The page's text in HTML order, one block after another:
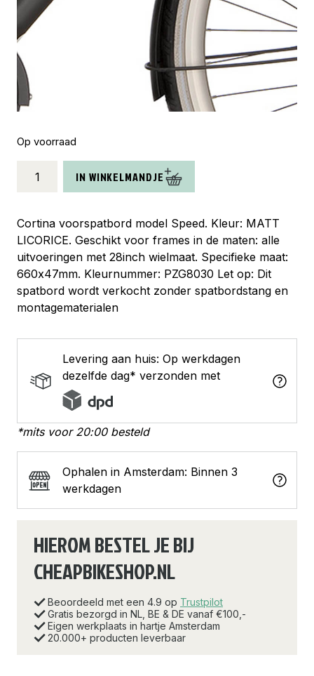
Op voorraad
spatbord
28
Speed
matt
licorice
aantal
IN WINKELMANDJE
Cortina voorspatbord model Speed. Kleur: MATT
LICORICE. Geschikt voor frames in de maten: alle
uitvoeringen met 28inch wielmaat. Specifieke maat:
660x47mm. Kleurnummer: PZG8030 Let op: Dit
spatbord wordt verkocht zonder spatbordstang en
montagematerialen
Levering aan huis: Op werkdagen
dezelfde dag* verzonden met
*mits voor 20:00 besteld
Ophalen in Amsterdam: Binnen 3
werkdagen
HIEROM BESTEL JE BIJ
CHEAPBIKESHOP.NL
Beoordeeld met een 4.9 op Trustpilot
Gratis bezorgd in NL, BE & DE vanaf €100,-
Eigen werkplaats in hartje Amsterdam
20.000+ producten leverbaar